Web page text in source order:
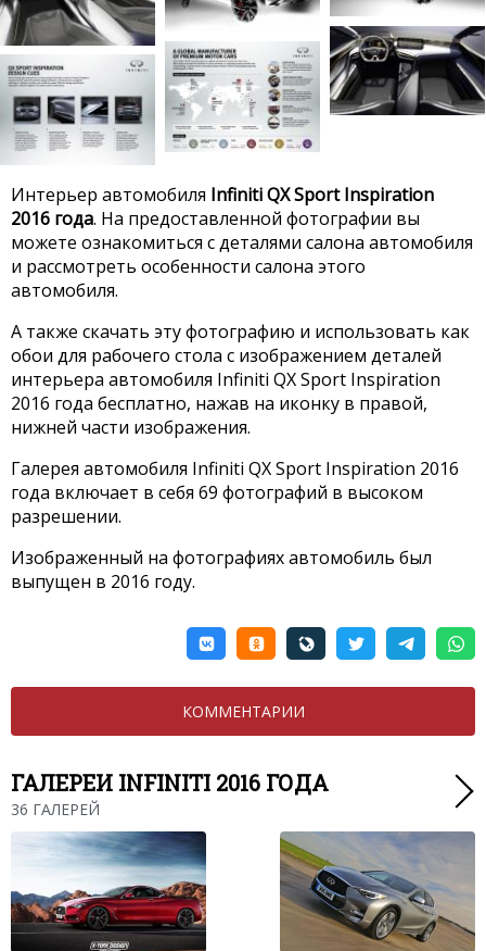
Интерьер автомобиля Infiniti QX Sport Inspiration
2016 года. На предоставленной фотографии вы
можете ознакомиться с деталями салона автомобиля
и рассмотреть особенности салона этого
автомобиля.
А также скачать эту фотографию и использовать как
обои для рабочего стола с изображением деталей
интерьера автомобиля Infiniti QX Sport Inspiration
2016 года бесплатно, нажав на иконку в правой,
нижней части изображения.
Галерея автомобиля Infiniti QX Sport Inspiration 2016
года включает в себя 69 фотографий в высоком
разрешении.
Изображенный на фотографиях автомобиль был
выпущен в 2016 году.
КОММЕНТАРИИ
ГАЛЕРЕИ INFINITI 2016 ГОДА
36 ГАЛЕРЕЙ